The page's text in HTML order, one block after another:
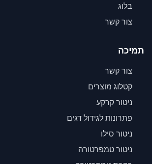
בלוג
צור קשר
תמיכה
צור קשר
קטלוג מוצרים
ניטור קרקע
פתרונות לגידול דגים
ניטור סילו
ניטור טמפרטורה